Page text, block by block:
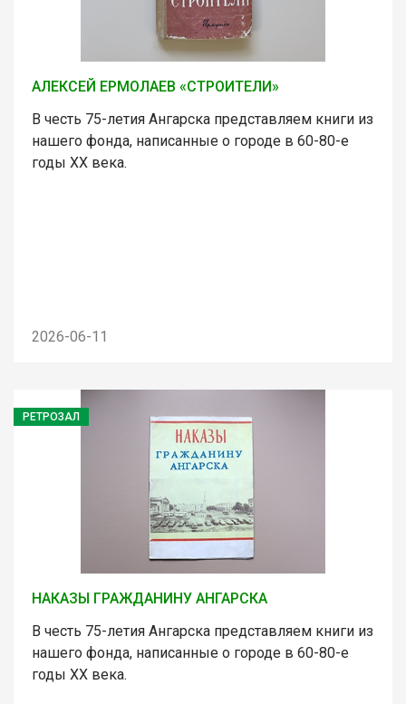
АЛЕКСЕЙ ЕРМОЛАЕВ «СТРОИТЕЛИ»
В честь 75-летия Ангарска представляем книги из
нашего фонда, написанные о городе в 60-80-е
годы ХХ века.
2026-06-11
РЕТРОЗАЛ
НАКАЗЫ ГРАЖДАНИНУ АНГАРСКА
В честь 75-летия Ангарска представляем книги из
нашего фонда, написанные о городе в 60-80-е
годы ХХ века.